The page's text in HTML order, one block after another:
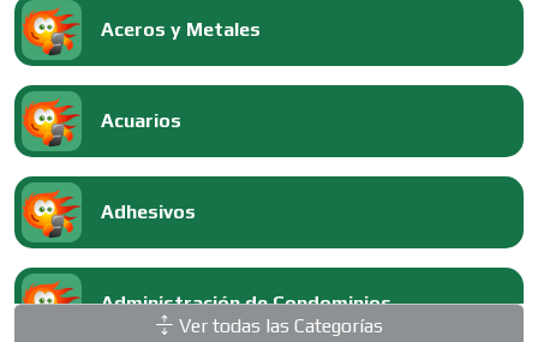
Aceros y Metales
Acuarios
Adhesivos
Administración de Condominios
Ver todas las Categorías